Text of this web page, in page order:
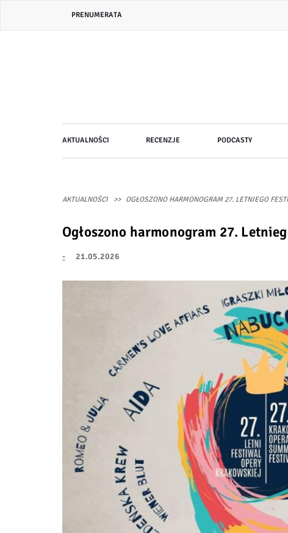
Header
PRENUMERATA
Główna
nawigacja
AKTUALNOŚCI RECENZJE PODCASTY
AKTUALNOŚCI OGŁOSZONO HARMONOGRAM 27. LETNIEGO
Ogłoszono harmonogram 27.
- 21.05.2026